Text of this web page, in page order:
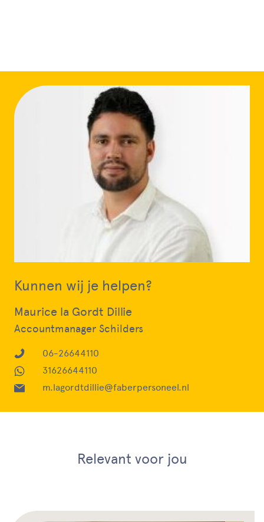
Kunnen wij je helpen?
Maurice la Gordt Dillie
Accountmanager Schilders
06-26644110
31626644110
m.lagordtdillie@faberpersoneel.nl
Relevant voor jou